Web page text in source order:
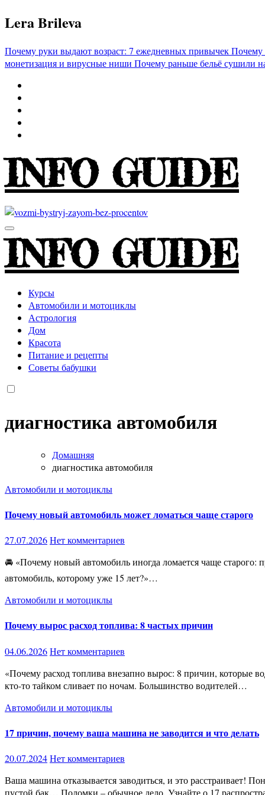
Перейти
к
Lera Brileva
Почему руки выдают возраст: 7 ежедневных привычекПочему
монетизация и вирусные ниши Почему раньше бельё сушили
INFO GUIDE
INFO GUIDE
Курсы
Автомобили и мотоциклы
Астрология
Дом
Красота
Питание и рецепты
Советы бабушки
диагностика автомобиля
Домашняя
диагностика автомобиля
Автомобили и мотоциклы
Почему новый автомобиль может ломаться чаще старого
27.07.2026Нет комментариев
🚘 «Почему новый автомобиль иногда ломается чаще старого: правда, о которой редко говорят» «Разве может машина с пробегом 20 тысяч километров оказаться менее надёжной, чем
автомобиль, которому уже 15 лет?»…
Автомобили и мотоциклы
Почему вырос расход топлива: 8 частых причин
04.06.2026Нет комментариев
«Почему расход топлива внезапно вырос: 8 причин, которые водители замечают слишком поздно» Вчера машина расходовала нормально. Сегодня стрелка топлива падает так, словно бензин
кто-то тайком сливает по ночам. Большинство водителей…
Автомобили и мотоциклы
17 причин, почему ваша машина не заводится и что делать
20.07.2024Нет комментариев
Ваша машина отказывается заводиться, и это расстраивает! Понимание причин важно для поиска решения. Разряженный аккумулятор, перегоревшие предохранители, неисправный генератор,
пустой бак… Поломки – обычное дело. Узнайте о 17